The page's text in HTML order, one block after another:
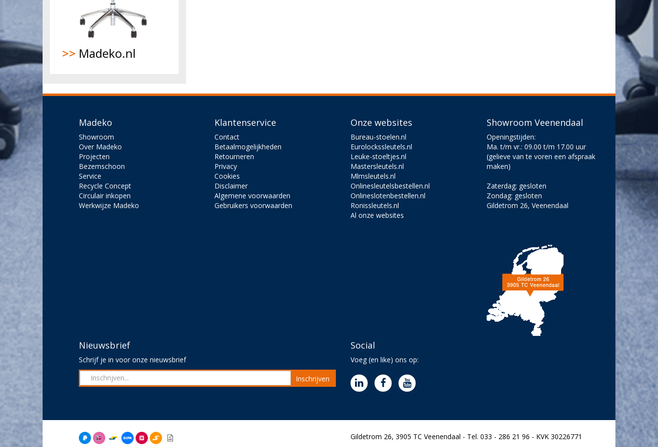
>> Madeko.nl
Madeko
Showroom
Over Madeko
Projecten
Bezemschoon
Service
Recycle Concept
Circulair inkopen
Werkwijze Madeko
Klantenservice
Contact
Betaalmogelijkheden
Retourneren
Privacy
Cookies
Disclaimer
Algemene voorwaarden
Gebruikers voorwaarden
Onze websites
Bureau-stoelen.nl
Eurolockssleutels.nl
Leuke-stoeltjes.nl
Mastersleutels.nl
Mlmsleutels.nl
Onlinesleutelsbestellen.nl
Onlineslotenbestellen.nl
Ronissleutels.nl
Al onze websites
Showroom Veenendaal
Openingstijden:
Ma. t/m vr.: 09.00 t/m 17.00 uur
(gelieve van te voren een afspraak
maken)
Zaterdag: gesloten
Zondag: gesloten
Gildetrom 26, Veenendaal
Nieuwsbrief
Schrijf je in voor onze nieuwsbrief
Inschrijven
Social
Voeg (en like) ons op:
Gildetrom 26, 3905 TC Veenendaal - Tel. 033 - 286 21 96 - KVK 30226771